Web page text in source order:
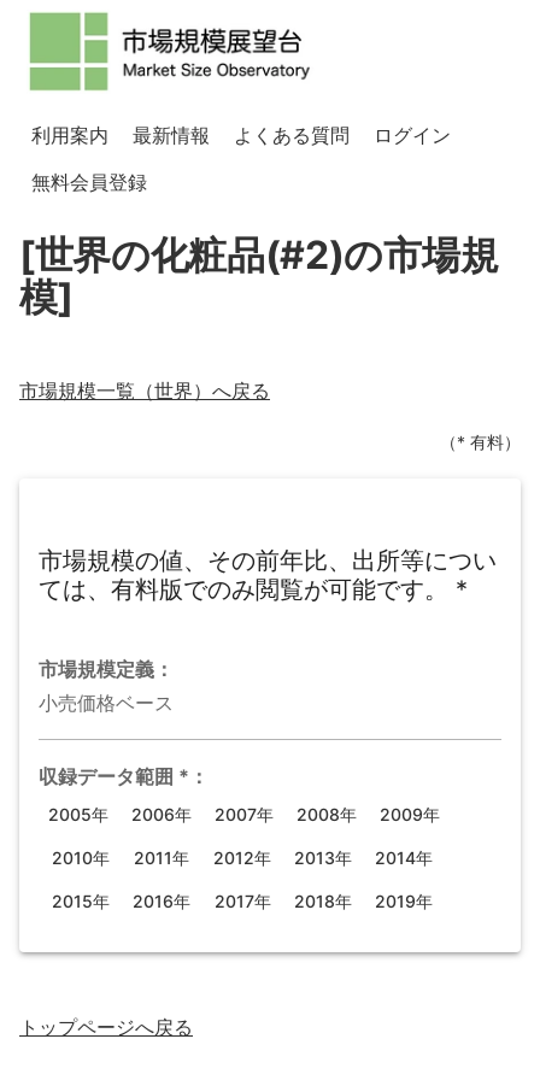
利用案内 最新情報 よくある質問
ログイン
無料会員登録
[世界の化粧品(#2)の市場規
模]
市場規模一覧（世界）へ戻る
（* 有料）
市場規模の値、その前年比、出所等につい
ては、有料版でのみ閲覧が可能です。
*
市場規模定義：
小売価格ベース
収録データ範囲 * ：
2005年 2006年 2007年 2008年 2009年
2010年 2011年 2012年 2013年 2014年
2015年 2016年 2017年 2018年 2019年
トップページへ戻る